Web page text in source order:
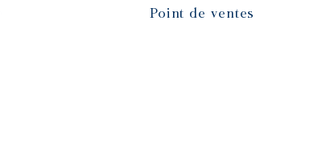
Point de ventes